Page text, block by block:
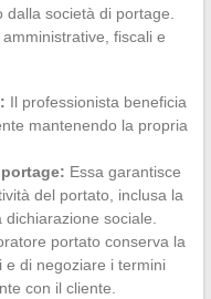
dalla società di portage.
fiscali e
Il professionista beneficia
mantenendo la propria
Essa garantisce
del portato, inclusa la
sociale.
portato conserva la
e di negoziare i termini
con il cliente.